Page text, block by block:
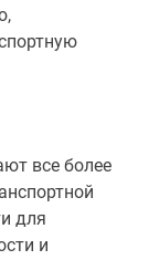
все более
для
и